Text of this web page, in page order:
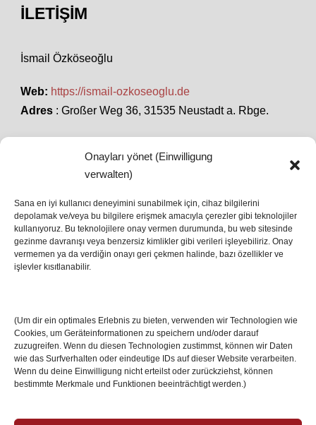
Onayları yönet (Einwilligung
verwalten)
Sana en iyi kullanıcı deneyimini sunabilmek için, cihaz bilgilerini
depolamak ve/veya bu bilgilere erişmek amacıyla çerezler gibi teknolojiler
kullanıyoruz. Bu teknolojilere onay vermen durumunda, bu web sitesinde
gezinme davranışı veya benzersiz kimlikler gibi verileri işleyebiliriz. Onay
vermemen ya da verdiğin onayı geri çekmen halinde, bazı özellikler ve
işlevler kısıtlanabilir.
(Um dir ein optimales Erlebnis zu bieten, verwenden wir Technologien wie
Cookies, um Geräteinformationen zu speichern und/oder darauf
zuzugreifen. Wenn du diesen Technologien zustimmst, können wir Daten
wie das Surfverhalten oder eindeutige IDs auf dieser Website verarbeiten.
Wenn du deine Einwilligung nicht erteilst oder zurückziehst, können
bestimmte Merkmale und Funktionen beeinträchtigt werden.)
İLETIŞIM
İsmail Özköseoğlu
Web: https://ismail-ozkoseoglu.de
Adres : Großer Weg 36, 31535 Neustadt a. Rbge.
SON HABERLER
İstanbul’da Avrupa Ligi Finali: Freiburg ve Aston
Villa Boğaz’da Tarih Yazmaya Hazırlanıyor
08 May 2026
17 Nis 2026